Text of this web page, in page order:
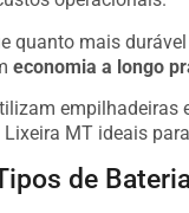
quanto mais
economia a longo
empilhadeiras
MT ideais
de